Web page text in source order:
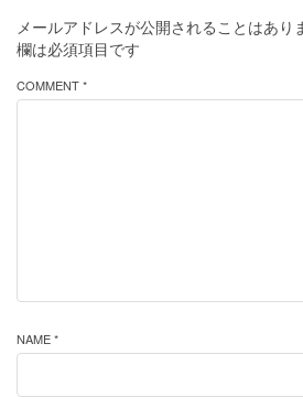
メールアドレスが公開されることはあり
欄は必須項目です
COMMENT *
NAME *